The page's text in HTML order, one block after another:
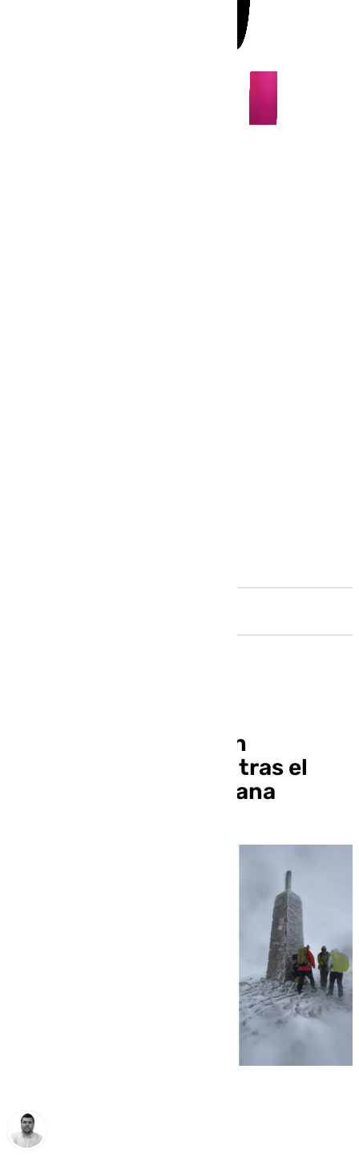
La Maroma nevada, un
espectáculo invernal tras el
paso de la borrasca Jana